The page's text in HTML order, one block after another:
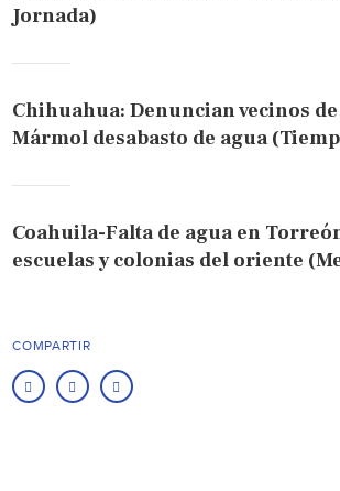
Jornada)
Chihuahua: Denuncian vecinos de
Mármol desabasto de agua
Coahuila-Falta de agua en
escuelas y colonias del oriente
COMPARTIR